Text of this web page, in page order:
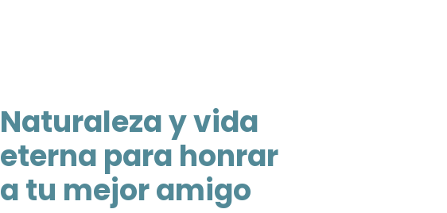
Naturaleza y vida
eterna para honrar
a tu mejor amigo